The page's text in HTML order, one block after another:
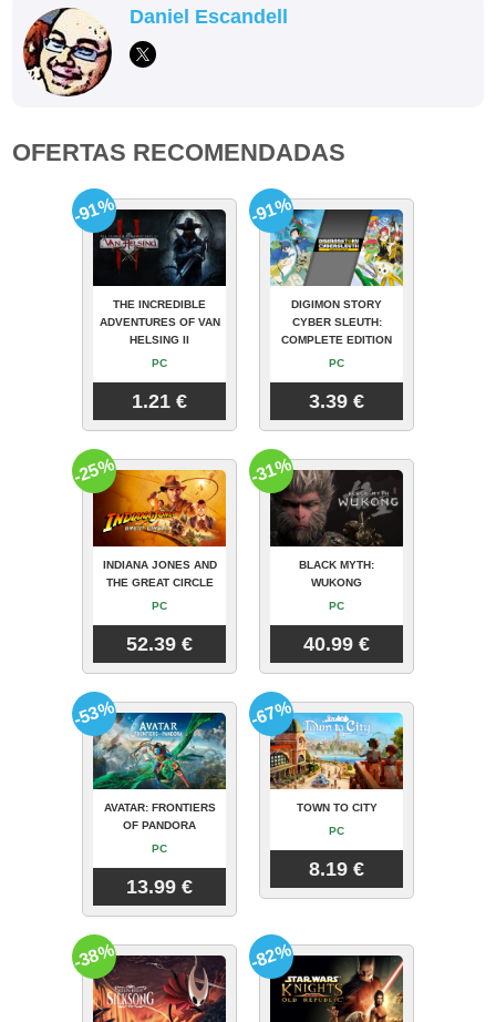
Daniel Escandell
OFERTAS RECOMENDADAS
THE INCREDIBLE
ADVENTURES OF VAN
HELSING II
PC
1.21 €
-91%
DIGIMON STORY
CYBER SLEUTH:
COMPLETE EDITION
PC
3.39 €
-91%
INDIANA JONES AND
THE GREAT CIRCLE
PC
52.39 €
-25%
BLACK MYTH:
WUKONG
PC
40.99 €
-31%
AVATAR: FRONTIERS
OF PANDORA
PC
13.99 €
-53%
TOWN TO CITY
PC
8.19 €
-67%
-38% -82%